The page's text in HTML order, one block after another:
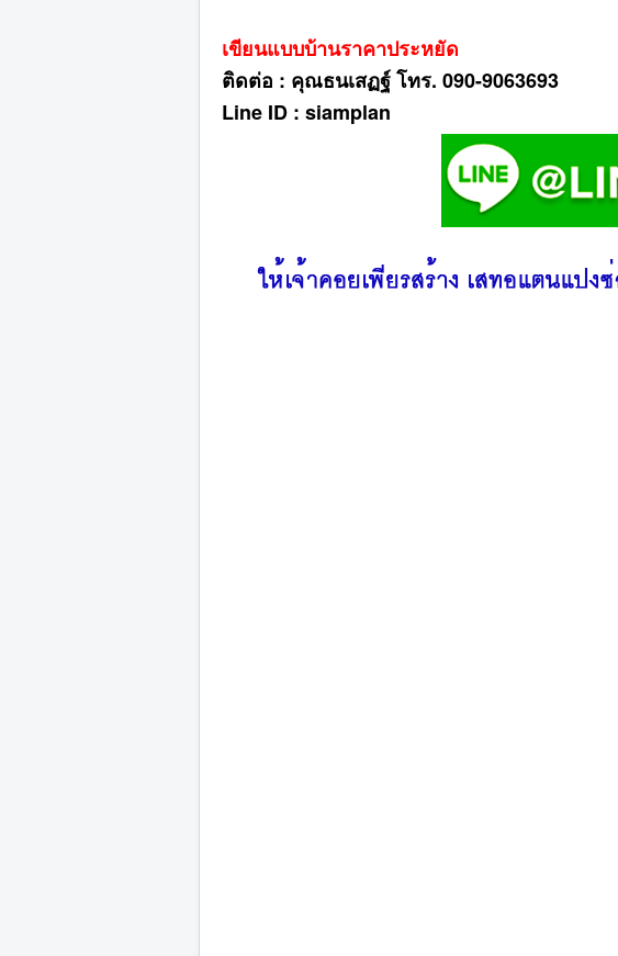
เขียนแบบบ้านราคาประหยัด
ติดต่อ : คุณธนเสฏฐ์ โทร. 090-9063693
Line ID : siamplan